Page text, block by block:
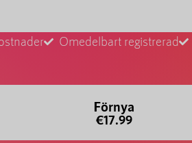
Omedelbart registrerad
Förnya
€17.99